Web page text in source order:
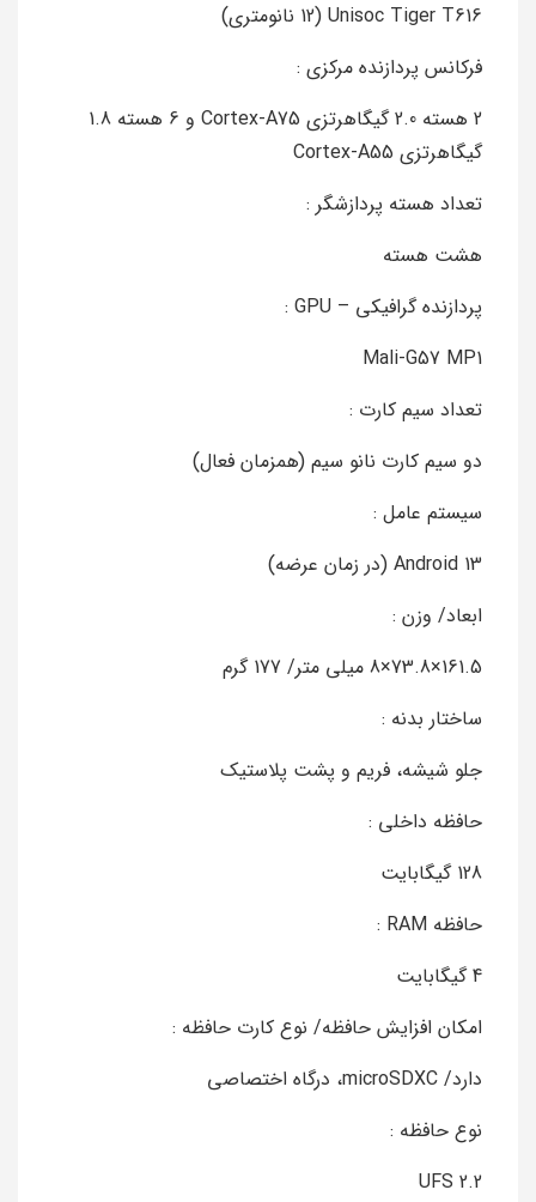
Unisoc Tiger T616 (12 نانومتری)
فرکانس پردازنده مرکزی :
2 هسته 2.0 گیگاهرتزی Cortex-A75 و 6 هسته 1.8
گیگاهرتزی Cortex-A55
تعداد هسته پردازشگر :
هشت هسته
پردازنده گرافیکی – GPU :
Mali-G57 MP1
تعداد سیم کارت :
دو سیم‌ کارت نانو سیم (همزمان فعال)
سیستم عامل :
Android 13 (در زمان عرضه)
ابعاد/ وزن :
161.5×73.8×8 میلی متر/ 177 گرم
ساختار بدنه :
جلو شیشه، فریم و پشت پلاستیک
حافظه داخلی :
128 گیگابایت
حافظه RAM :
4 گیگابایت
امکان افزایش حافظه/ نوع کارت حافظه :
دارد/ microSDXC، درگاه اختصاصی
نوع حافظه :
UFS 2.2